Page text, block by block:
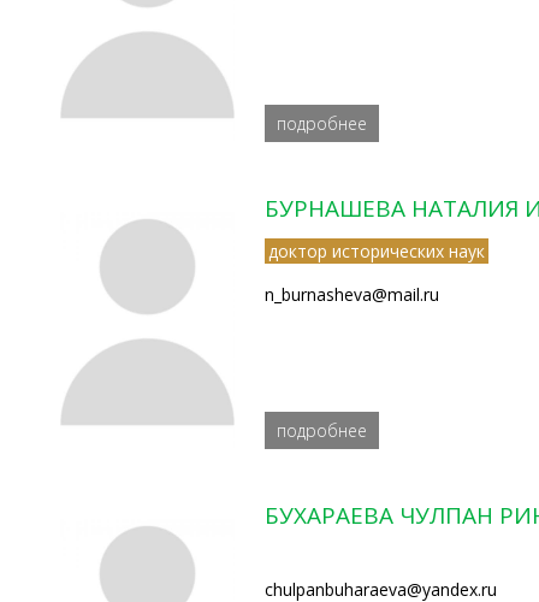
подробнее
БУРНАШЕВА НАТАЛИЯ
доктор исторических наук
n_burnasheva@mail.ru
подробнее
БУХАРАЕВА ЧУЛПАН
chulpanbuharaeva@yandex.ru